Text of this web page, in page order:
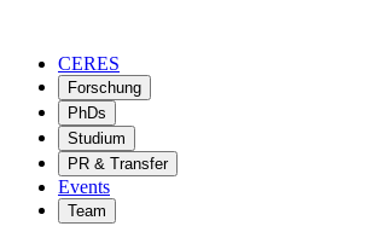
CERES
Forschung
PhDs
Studium
PR & Transfer
Events
Team